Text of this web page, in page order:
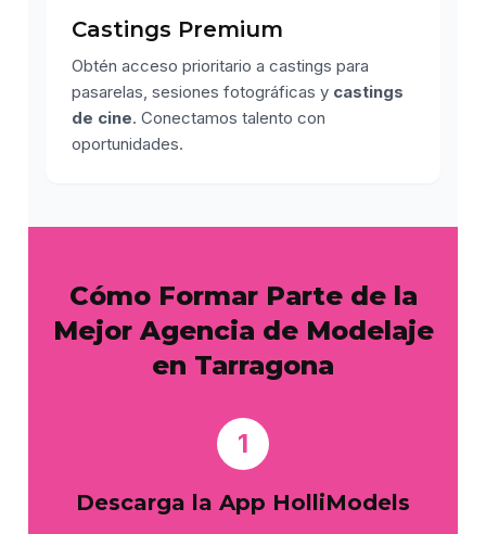
Castings Premium
Obtén acceso prioritario a castings para
pasarelas, sesiones fotográficas y castings
de cine. Conectamos talento con
oportunidades.
Cómo Formar Parte de la
Mejor Agencia de Modelaje
en Tarragona
1
Descarga la App HolliModels